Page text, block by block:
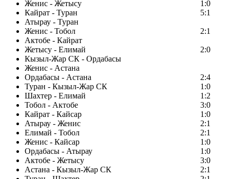
Женис - Жетысу
1:0
Кайрат - Туран
5:1
Атырау - Туран
Женис - Тобол
2:1
Актобе - Кайрат
Жетысу - Елимай
2:0
Кызыл-Жар СК - Ордабасы
Женис - Астана
Ордабасы - Астана
2:4
Туран - Кызыл-Жар СК
1:0
Шахтер - Елимай
1:2
Тобол - Актобе
3:0
Кайрат - Кайсар
1:0
Атырау - Женис
2:1
Елимай - Тобол
2:1
Женис - Кайсар
1:0
Ордабасы - Атырау
1:0
Актобе - Жетысу
3:0
Астана - Кызыл-Жар СК
2:1